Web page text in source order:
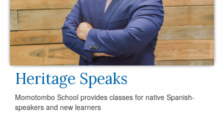
Heritage Speaks
Momotombo School provides classes for native Spanish-
speakers and new learners